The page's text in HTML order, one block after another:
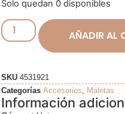
Solo quedan 0 disponibles
AÑADIR AL
SKU 4531921
Categorías Accesorios Maletas
Información